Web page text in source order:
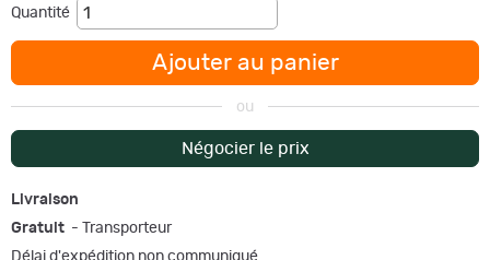
Quantité
Ajouter au panier
ou
Négocier le prix
Livraison
Gratuit - Transporteur
Délai d'expédition non communiqué